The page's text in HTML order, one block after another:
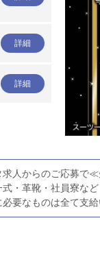
詳細
詳細
求人からのご応募で
式・革靴・社員寮など
要なものは全て支給